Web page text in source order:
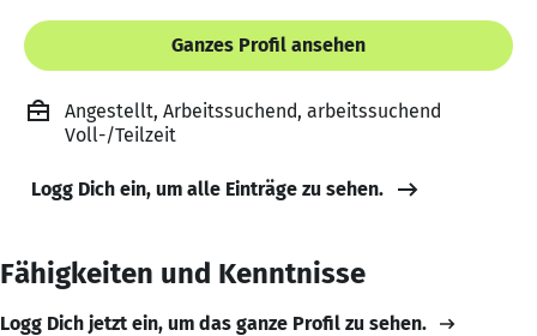
Ganzes Profil ansehen
Angestellt, Arbeitssuchend, arbeitssuchend
Voll-/Teilzeit
Logg Dich ein, um alle Einträge zu sehen.
Fähigkeiten und Kenntnisse
Logg Dich jetzt ein, um das ganze Profil zu sehen.